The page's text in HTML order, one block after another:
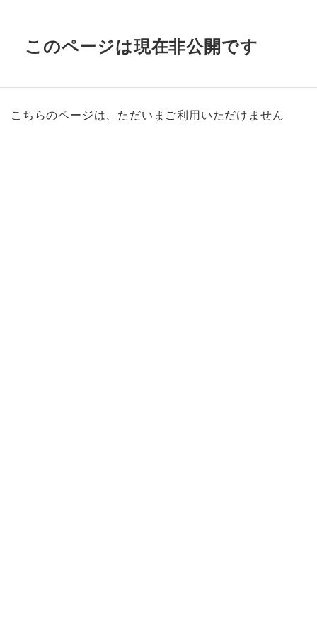
このページは現在非公開です
こちらのページは、ただいまご利用いただけません